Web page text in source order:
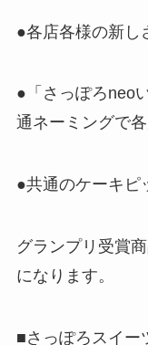
●各店各様の新し
●「さっぽろneo
通ネーミングで
●共通のケーキピ
グランプリ受賞
になります。
■さっぽろスイ